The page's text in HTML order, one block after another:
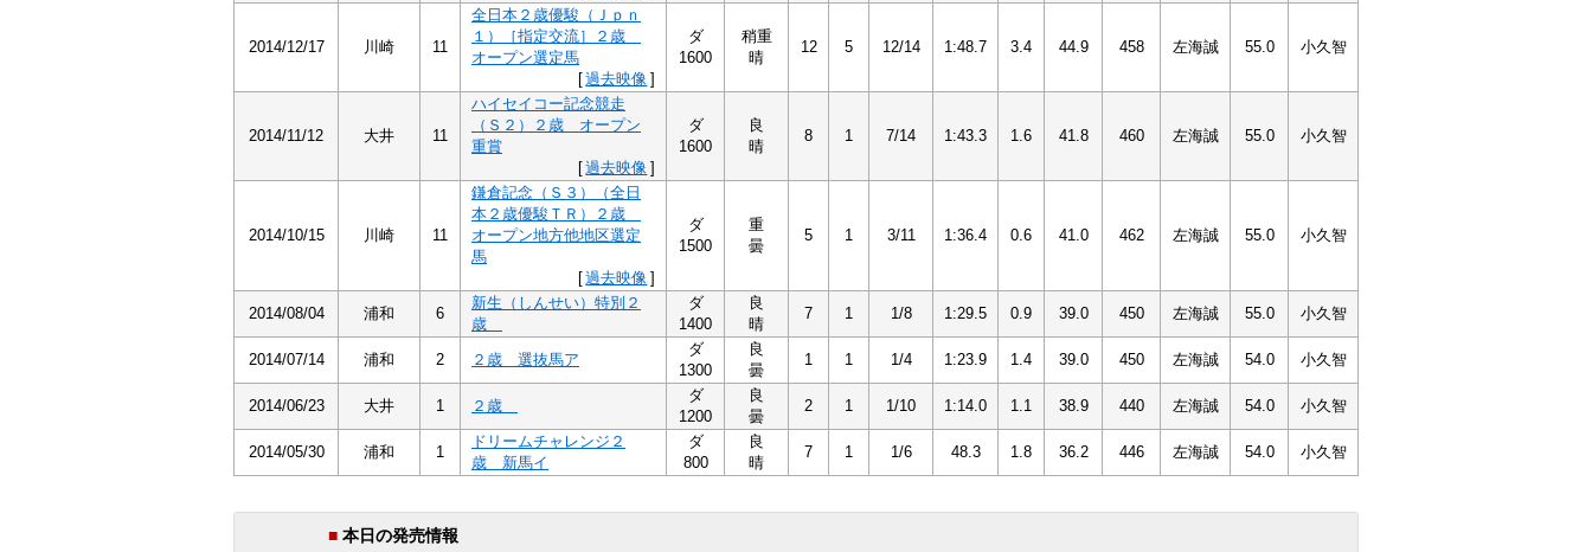
2014/12/17 川崎 11
全日本２歳優駿（Ｊｐｎ
１）［指定交流］２歳
オープン選定馬
[過去映像 ]
ダ
1600
稍重
晴
12 5 12/14 1:48.7 3.4 44.9 458 左海誠 55.0 小久智
2014/11/12 大井 11
ハイセイコー記念競走
（Ｓ２）２歳 オープン
重賞
[過去映像 ]
ダ
1600
良
晴
8 1 7/14 1:43.3 1.6 41.8 460 左海誠 55.0 小久智
2014/10/15 川崎 11
鎌倉記念（Ｓ３）（全日
本２歳優駿ＴＲ）２歳
オープン地方他地区選定
馬
[過去映像 ]
ダ
1500
重
曇
5 1 3/11 1:36.4 0.6 41.0 462 左海誠 55.0 小久智
2014/08/04 浦和 6
新生（しんせい）特別２
歳
ダ
1400
良
晴
7 1 1/8 1:29.5 0.9 39.0 450 左海誠 55.0 小久智
2014/07/14 浦和 2 ２歳 選抜馬ア
ダ
1300
良
曇
1 1 1/4 1:23.9 1.4 39.0 450 左海誠 54.0 小久智
2014/06/23 大井 1 ２歳
ダ
1200
良
曇
2 1 1/10 1:14.0 1.1 38.9 440 左海誠 54.0 小久智
2014/05/30 浦和 1
ドリームチャレンジ２
歳 新馬イ
ダ
800
良
晴
7 1 1/6 48.3 1.8 36.2 446 左海誠 54.0 小久智
■ 本日の発売情報